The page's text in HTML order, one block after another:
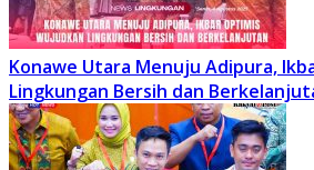
Konawe Utara Menuju Adipura,
Lingkungan Bersih dan